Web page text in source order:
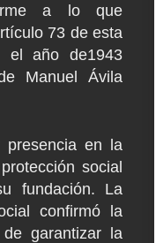
a lo que
73 de esta
el año de1943
Manuel Ávila
presencia en la
social
fundación. La
confirmó la
garantizar la